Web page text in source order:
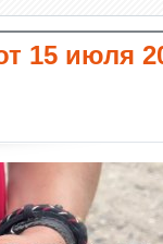
15 июля